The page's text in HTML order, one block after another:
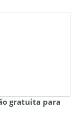
gratuita para